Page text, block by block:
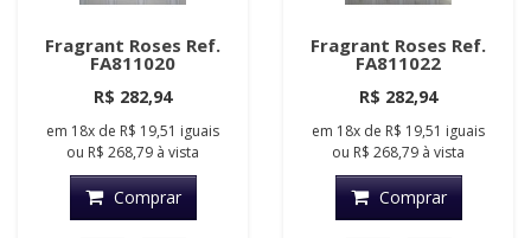
Fragrant Roses Ref.
FA811020
R$ 282,94
em 18x de R$ 19,51 iguais
ou R$ 268,79 à vista
Comprar
Fragrant Roses Ref.
FA811022
R$ 282,94
em 18x de R$ 19,51 iguais
ou R$ 268,79 à vista
Comprar